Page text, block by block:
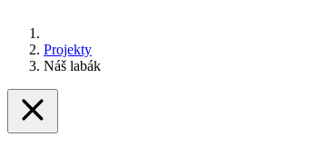
Projekty
Náš labák